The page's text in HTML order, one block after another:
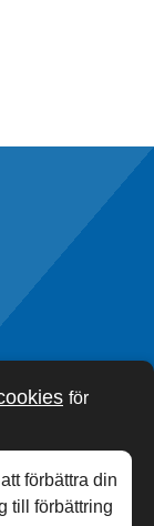
för
förbättra din
till förbättring